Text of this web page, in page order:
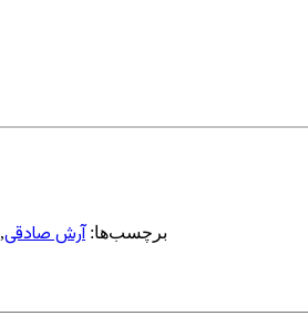
برچسب‌ها:آرش صادقی,